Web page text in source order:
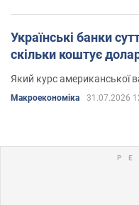
Українські банки
скільки коштує
Який курс американської
Mакроекономіка 31.07.2026